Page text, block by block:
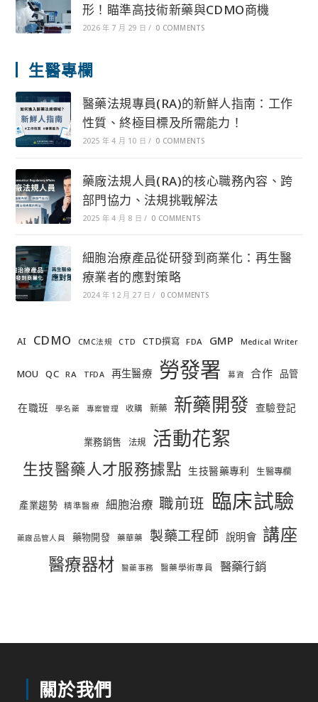
形！瞄準高技術新藥與CDMO商機
2026 年 7 月 29 日 / 0 COMMENTS
生醫專欄
醫藥法規專員(RA)的新鮮人指南：工作
性質、終極目標及所需能力！
2025 年 4 月 10 日 / 0 COMMENTS
藥廠法規人員(RA)的核心職務內容、跨
部門協力、法規挑戰解法
2025 年 4 月 8 日 / 0 COMMENTS
細胞治療產品從研發到商業化：再生醫
療業者的應對策略
2024 年 12 月 27 日 / 0 COMMENTS
AI CDMO CMC法規 CTD CTD撰寫 FDA GMP Medical Writer
MOU QC RA TFDA 再生醫療 勞發署 募資 合作 品管
在職班 學名藥 專案管理 收購 新藥 新藥開發 查驗登記
業務銷售 法規 活動花絮
生技醫藥人才服務據點 生技醫藥專利 生醫專欄
產業趨勢 精準醫療 細胞治療 職前班 臨床試驗
藥廠品管人員 藥物開發 藥華藥 製藥工程師 說明會 講座
醫療器材 醫藥事務 醫藥學術專員 醫藥行銷
關於我們